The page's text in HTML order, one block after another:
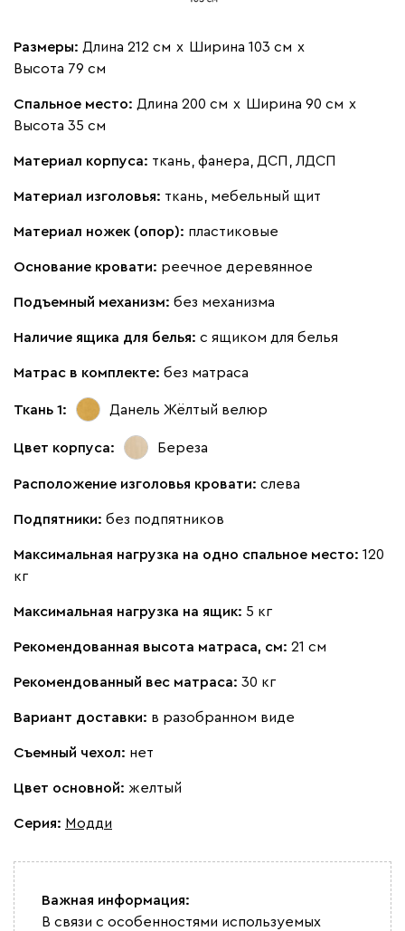
Виридис Клэй
Букле
Размеры: Длина 212 см х Ширина 103 см х
Высота 79 см
Спальное место: Длина 200 см х Ширина 90 см х
Высота 35 см
Материал корпуса: ткань, фанера, ДСП, ЛДСП
Материал изголовья: ткань, мебельный щит
Материал ножек (опор): пластиковые
Основание кровати: реечное деревянное
Подъемный механизм: без механизма
Наличие ящика для белья: с ящиком для белья
Матрас в комплекте: без матраса
Ткань 1: Данель Жёлтый велюр
Цвет корпуса: Береза
Расположение изголовья кровати: слева
Подпятники: без подпятников
Максимальная нагрузка на одно спальное место: 120
кг
Максимальная нагрузка на ящик: 5 кг
Рекомендованная высота матраса, см: 21 см
Рекомендованный вес матраса: 30 кг
Вариант доставки: в разобранном виде
Съемный чехол: нет
Цвет основной: желтый
Серия: Модди
Важная информация:
В связи с особенностями используемых